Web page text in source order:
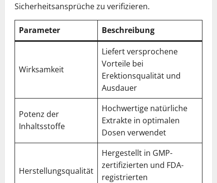
Sicherheitsansprüche zu verifizieren.
Parameter Beschreibung
Wirksamkeit
Liefert versprochene
Vorteile bei
Erektionsqualität und
Ausdauer
Potenz der
Inhaltsstoffe
Hochwertige natürliche
Extrakte in optimalen
Dosen verwendet
Herstellungsqualität
Hergestellt in GMP-
zertifizierten und FDA-
registrierten